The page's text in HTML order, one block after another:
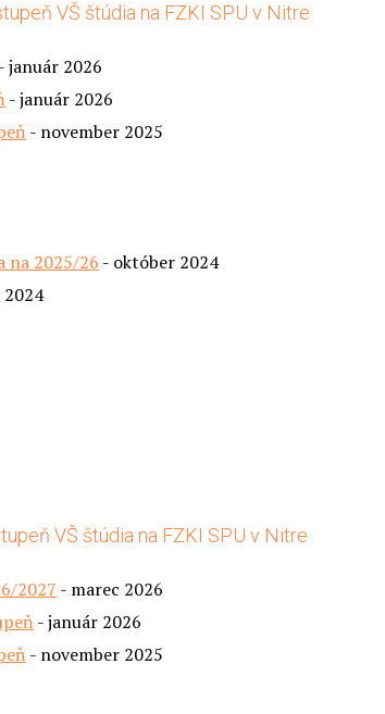
VŠ štúdia na FZKI SPU v Nitre
- január 2026
- január 2026
- november 2025
na 2025/26 - október 2024
2024
VŠ štúdia na FZKI SPU v Nitre
2027 - marec 2026
- január 2026
- november 2025